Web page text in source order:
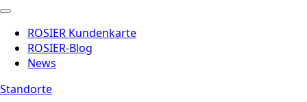
ROSIER Kundenkarte
ROSIER-Blog
News
Standorte